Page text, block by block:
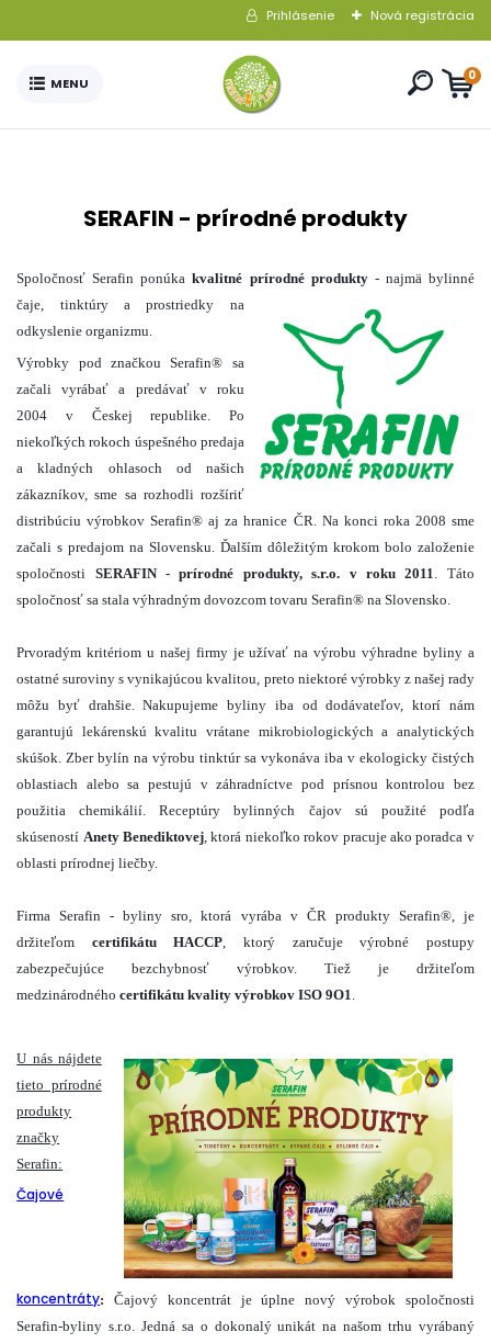
Prihlásenie Nová registrácia
0
SERAFIN - prírodné produkty
Spoločnosť Serafin ponúkakvalitné prírodné produkty - najmä bylinné
čaje, tinktúry a prostriedky na
odkyslenie organizmu.
Výrobky pod značkou Serafin® sa
začali vyrábať a predávať v roku
2004 v Českej republike. Po
niekoľkých rokoch úspešného predaja
a kladných ohlasoch od našich
zákazníkov, sme sa rozhodli rozšíriť
distribúciu výrobkov Serafin® aj za hranice ČR. Na konci roka 2008 sme
začali s predajom na Slovensku. Ďalším dôležitým krokom bolo založenie
spoločnosti SERAFIN - prírodné produkty, s.r.o. v roku 2011. Táto
spoločnosť sa stala výhradným dovozcom tovaru Serafin® na Slovensko.
Prvoradým kritériom u našej firmy je užívať na výrobu výhradne byliny a
ostatné suroviny s vynikajúcou kvalitou, preto niektoré výrobky z našej rady
môžu byť drahšie. Nakupujeme byliny iba od dodávateľov, ktorí nám
garantujú lekárenskú kvalitu vrátane mikrobiologických a analytických
skúšok. Zber bylín na výrobu tinktúr sa vykonáva iba v ekologicky čistých
oblastiach alebo sa pestujú v záhradníctve pod prísnou kontrolou bez
použitia chemikálií. Receptúry bylinných čajov sú použité podľa
skúseností Anety Benediktovej, ktorá niekoľko rokov pracuje ako poradca v
oblasti prírodnej liečby.
Firma Serafin - byliny sro, ktorá vyrába v ČR produkty Serafin®, je
držiteľom certifikátu HACCP, ktorý zaručuje výrobné postupy
zabezpečujúce bezchybnosť výrobkov. Tiež je držiteľom
medzinárodnéhocertifikátu kvality výrobkov ISO 9O1.
U nás nájdete
tieto prírodné
produkty
značky
Serafin:
Čajové
koncentráty: Čajový koncentrát je úplne nový výrobok spoločnosti
Serafin-byliny s.r.o. Jedná sa o dokonalý unikát na našom trhu vyrábaný